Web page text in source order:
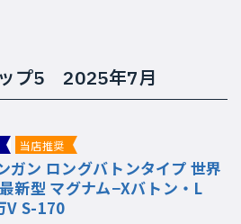
プ5 2025年7月
当店推奨
ガン ロングバトンタイプ 世界
新型 マグナム−Xバトン・L
V S-170